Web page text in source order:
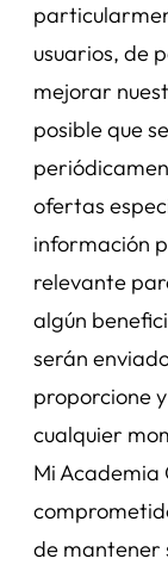
usuarios, de
mejorar
posible que
ofertas
información
relevante
algún
serán
proporcione
cualquier
Mi
de mantener